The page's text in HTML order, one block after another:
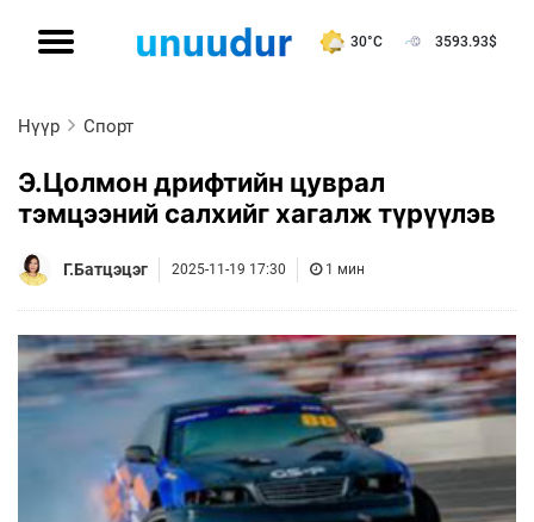
30°C 3593.93$
Нүүр Спорт
Э.Цолмон дрифтийн цуврал
тэмцээний салхийг хагалж түрүүлэв
Г.Батцэцэг 2025-11-19 17:30 1 мин